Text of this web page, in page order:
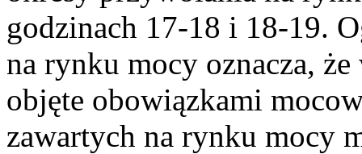
godzinach 17-18 i 18-19.
na rynku mocy oznacza,
objęte obowiązkami
zawartych na rynku mocy